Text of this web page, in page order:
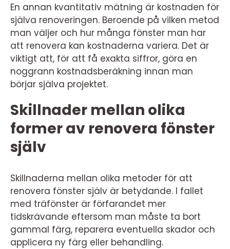
En annan kvantitativ mätning är kostnaden för
själva renoveringen. Beroende på vilken metod
man väljer och hur många fönster man har
att renovera kan kostnaderna variera. Det är
viktigt att, för att få exakta siffror, göra en
noggrann kostnadsberäkning innan man
börjar själva projektet.
Skillnader mellan olika
former av renovera fönster
själv
Skillnaderna mellan olika metoder för att
renovera fönster själv är betydande. I fallet
med träfönster är förfarandet mer
tidskrävande eftersom man måste ta bort
gammal färg, reparera eventuella skador och
applicera ny färg eller behandling.